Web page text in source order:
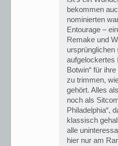
bekommen
nominierten
Entourage –
Remake und
ursprünglichen
aufgelockertes
Botwin“ für
zu trimmen,
gehört. Alles
noch als
Philadelphia“,
klassisch
alle
hier nur am